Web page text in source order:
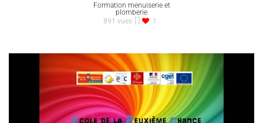
Formation menuiserie et
plomberie
891 vues
1